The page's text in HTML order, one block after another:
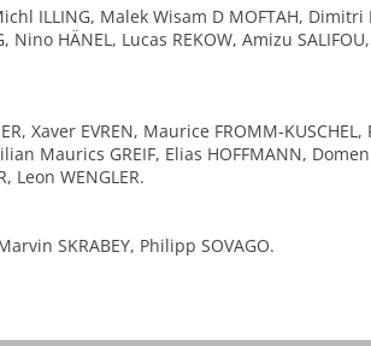
ILLING, Malek Wisam D MOFTAH, Dimitri
Nino HÄNEL, Lucas REKOW, Amizu
Xaver EVREN, Maurice FROMM-KUSCHEL,
Maurics GREIF, Elias HOFFMANN,
Leon WENGLER.
SKRABEY, Philipp SOVAGO.